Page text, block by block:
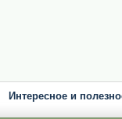
Интересное и